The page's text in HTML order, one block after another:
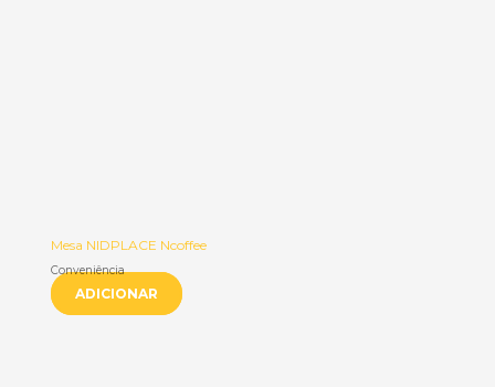
Mesa NIDPLACE Ncoffee
Conveniência
ADICIONAR